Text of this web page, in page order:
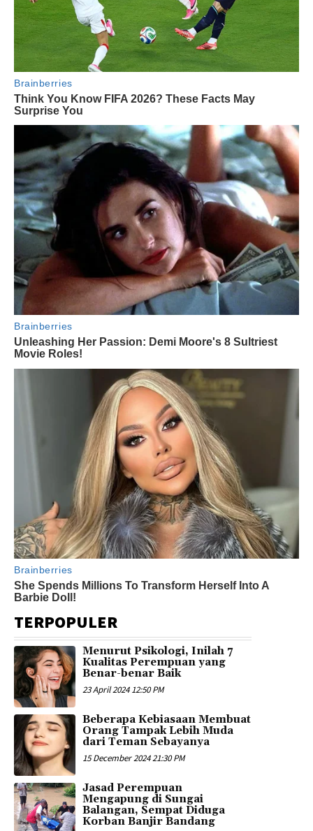
TERPOPULER
Menurut Psikologi, Inilah 7
Kualitas Perempuan yang
Benar-benar Baik
23 April 2024 12:50 PM
Beberapa Kebiasaan Membuat
Orang Tampak Lebih Muda
dari Teman Sebayanya
15 December 2024 21:30 PM
Jasad Perempuan
Mengapung di Sungai
Balangan, Sempat Diduga
Korban Banjir Bandang